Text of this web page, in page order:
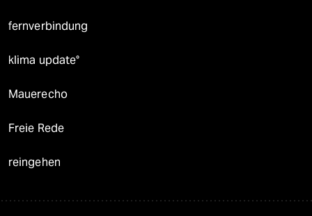
fernverbindung
klima update°
Mauerecho
Freie Rede
reingehen